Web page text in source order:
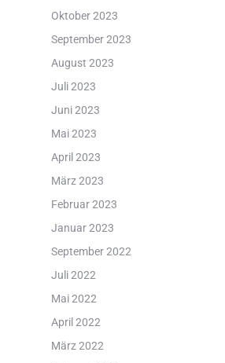
Oktober 2023
September 2023
August 2023
Juli 2023
Juni 2023
Mai 2023
April 2023
März 2023
Februar 2023
Januar 2023
September 2022
Juli 2022
Mai 2022
April 2022
März 2022